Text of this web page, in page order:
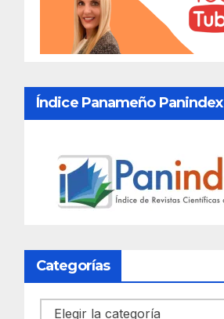
Índice Panameño Panindex
Categorías
Categorías